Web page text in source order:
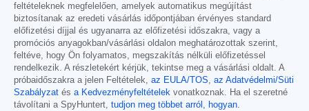
feltételeknek megfelelően, amelyek automatikus megújítást
biztosítanak az eredeti vásárlás időpontjában érvényes standard
előfizetési díjjal és ugyanarra az előfizetési időszakra, vagy a
promóciós anyagokban/vásárlási oldalon meghatározottak szerint,
feltéve, hogy Ön folyamatos, megszakítás nélküli előfizetéssel
rendelkezik. A részletekért kérjük, tekintse meg a vásárlási oldalt. A
próbaidőszakra a jelen Feltételek, az EULA/TOS, az Adatvédelmi/Süti
Szabályzat és a Kedvezményfeltételek vonatkoznak. Ha el szeretné
távolítani a SpyHuntert, tudjon meg többet arról, hogyan.